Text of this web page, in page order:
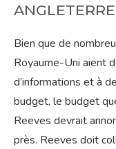
ANGLETERRE
Bien que de
Royaume-Uni aient
d’informations et à
budget, le budget
Reeves devrait
près. Reeves doit